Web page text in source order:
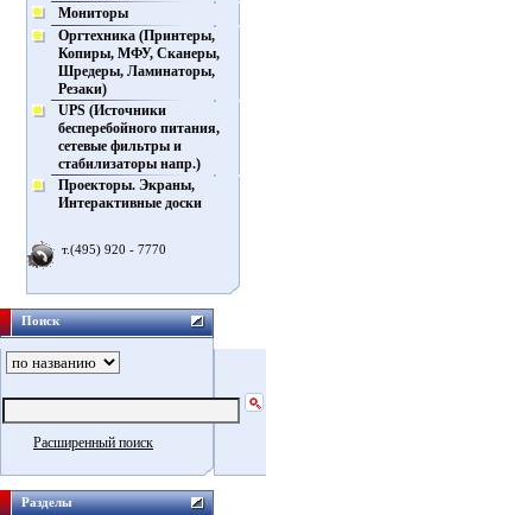
Мониторы
Оргтехника (Принтеры,
Копиры, МФУ, Сканеры,
Шредеры, Ламинаторы,
Резаки)
UPS (Источники
бесперебойного питания,
сетевые фильтры и
стабилизаторы напр.)
Проекторы. Экраны,
Интерактивные доски
т.(495) 920 - 7770
Поиск
Расширенный поиск
Разделы